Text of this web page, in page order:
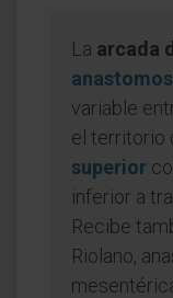
La arcada
variable
el territorio
superior
inferior a
Recibe
Riolano,